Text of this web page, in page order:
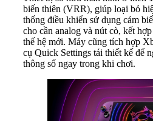
biến thiên (VRR), giúp loại bỏ
thống điều khiển sử dụng cảm
cho cần analog và nút cò, kết
thế hệ mới. Máy cũng tích hợp
cụ Quick Settings tái thiết kế để
thông số ngay trong khi chơi.